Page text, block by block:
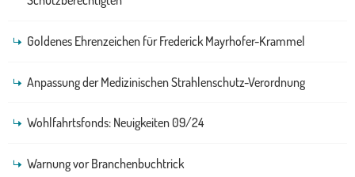
Goldenes Ehrenzeichen für Frederick Mayrhofer-Krammel
Anpassung der Medizinischen Strahlenschutz-Verordnung
Wohlfahrtsfonds: Neuigkeiten 09/24
Warnung vor Branchenbuchtrick